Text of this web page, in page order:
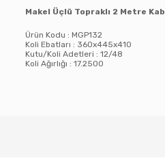
Makel Üçlü Topraklı 2 Metre
Ürün Kodu : MGP132
Koli Ebatları : 360x445x410
Kutu/Koli Adetleri : 12/48
Koli Ağırlığı : 17.2500